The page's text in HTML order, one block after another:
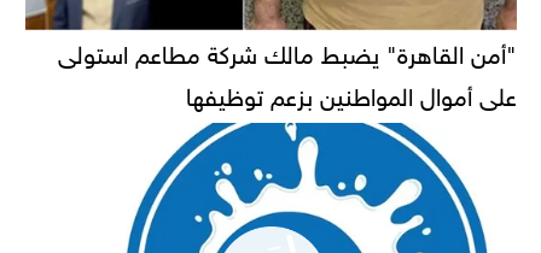
"أمن القاهرة" يضبط مالك شركة مطاعم استولى
على أموال المواطنين بزعم توظيفها